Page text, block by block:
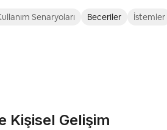
Senaryoları Beceriler İstemler
Kişisel Gelişim